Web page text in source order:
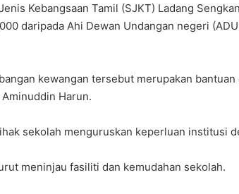
Kebangsaan Tamil (SJKT) Ladang
daripada Ahi Dewan Undangan negeri
kewangan tersebut merupakan
Aminuddin Harun.
sekolah menguruskan keperluan institusi
meninjau fasiliti dan kemudahan sekolah.